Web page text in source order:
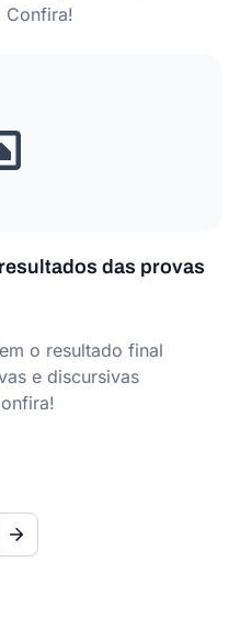
Confira!
das provas
o resultado final
e discursivas